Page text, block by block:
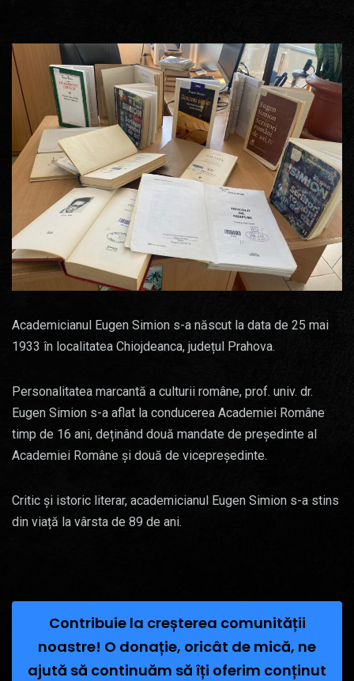
Academicianul Eugen Simion s-a născut la data de 25 mai
1933 în localitatea Chiojdeanca, județul Prahova.
Personalitatea marcantă a culturii române, prof. univ. dr.
Eugen Simion s-a aflat la conducerea Academiei Române
timp de 16 ani, deținând două mandate de președinte al
Academiei Române și două de vicepreședinte.
Critic și istoric literar, academicianul Eugen Simion s-a stins
din viață la vârsta de 89 de ani.
Contribuie la creșterea comunității
noastre! O donație, oricât de mică, ne
ajută să continuăm să îți oferim conținut